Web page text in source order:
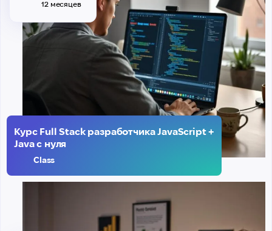
12 месяцев
Курс Full Stack разработчика JavaScript +
Java с нуля
Class